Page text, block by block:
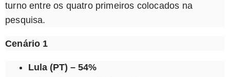
turno entre os quatro primeiros colocados na
pesquisa.
Cenário 1
Lula (PT) – 54%